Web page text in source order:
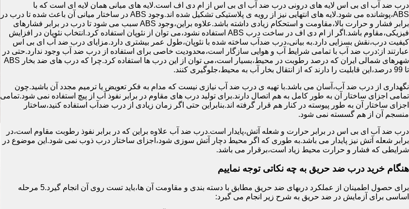
درب ضد آب ای بی اس لایه های درونی درب ضد آب ای بی اس از ام دی اف است.لایه های میانی همان لایه ای است که با
ABS،پوشانده می شود.لایه های انتهایی نیز از رویه ی پلاستیکی تشکیل شده اند.وجود ABS در ساختار میانی آن باعث شده تا درب در
برابر فشار و حرارت بالا،مقاومت و استحکام زیادی داشته باشد.علاوه براین،وجود ABS سبب می شود تا درب در برابر فشارهای
فیزیکی،مقاوم باشد.اگر از ام دی اف در ساخت درب ABS استفاده نشود،می توان از نئوپان استفاده کرد.انتخاب نئوپان در افزایش
کیفیت درب،نقش بسزایی دارد.به بیانی،درب ضدآب ساخته شده با نئوپان،طول عمر بیشتری دارد.مزایای درب ضد آب ای بی اس
عبارتند از:درب ضد آب با تمامی شرایط آب و هوایی سازگار است،محدودیت خاصی برای استفاده از درب ضد آب وجود ندارد.حتی در
شهرهای شمالی ایران که درصد رطوبت در محیط،بسیار است،می توان از این درب ها استفاده کرد.چرا که درب های ضد بخار ABS
تا 99 درصد،این قابلیت را دارند که از انتقال بخار آب به محیط،جلوگیری کنند.
نگهداری از درب ضد آب،آسان می باشد.با تهیه ی درب ضد آب نیازی نیست که مدام به فکر تعویض یا ترمیم مجدد آن باشید.چون
تمامی اجزای ساختار آن به طور کامل به هم اتصال دارند.برای تولید درب های مقاوم در برابر نفوذ آب از پیچ استفاده نمی شود.تمامی
اجزای ساختار آن به طور پیوسته در کنار هم قرار گرفته اند.بنابراین حتی اگر زمان زیادی از درب ضدآب استفاده کنید،ساختار
منسجم آن از هم گسسته نمی شود.
درب ضد آب ای بی اس در برابر حرارت و شعله آتش،پایدار است.درب ضد آب علاوه براین که در برابر نفوذ رطوبت مقاوم است،در
برابر شعله آتش نیز پایدار می باشد.به طوری که اگر محیط دچار آتش سوزی شود،اجزای ساختار درب ذوب نمی شود.این موضوع در
شرایطی که فشار و حرارت محیط زیاد است،برقرار می باشد.
هنگام خرید درب ضد حریق به چه نکاتی توجه نماییم
برای حصول اطمینان از عملکرد دربهای ضد حریق مطابق با دسته بندی و مقاومت آن ها،باید تست روی آن انجام گیرد.5 مرحله
اساسی برای آزمایش در ضد حریق به شرح زیر انجام می گیرد: